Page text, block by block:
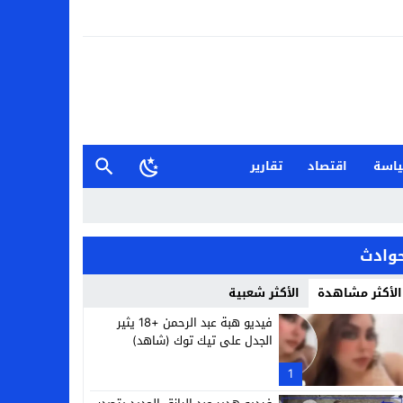
اقتصاد
تقارير
الأكثر مشاهدة الأكثر شعبية
1
فيديو هبة عبد الرحمن +18 يثير
الجدل على تيك توك (شاهد)